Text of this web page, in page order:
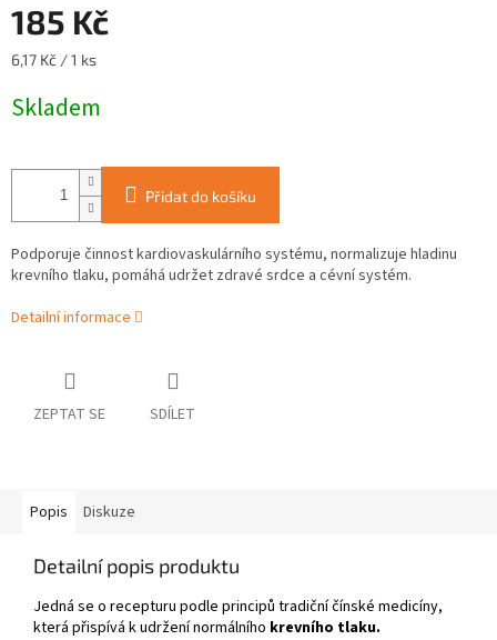
185 Kč
Měrná
6,17 Kč / 1 ks
Skladem
Přidat do košíku
Podporuje činnost kardiovaskulárního systému, normalizuje hladinu
krevního tlaku, pomáhá udržet zdravé srdce a cévní systém.
Detailní informace
ZEPTAT SE SDÍLET
Popis Diskuze
Detailní popis produktu
Jedná se o recepturu podle principů tradiční čínské medicíny,
která přispívá k udržení normálního krevního tlaku.